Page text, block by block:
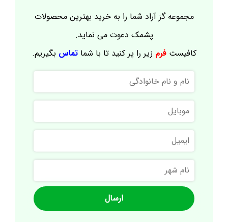
مجموعه گز آراد شما را به خرید بهترین محصولات
پشمک دعوت می نماید.
کافیستفرم زیر را پر کنید تا با شماتماس بگیریم.
نام
و
نام
خانوادگی
موبایل
ایمیل
نام
شهر